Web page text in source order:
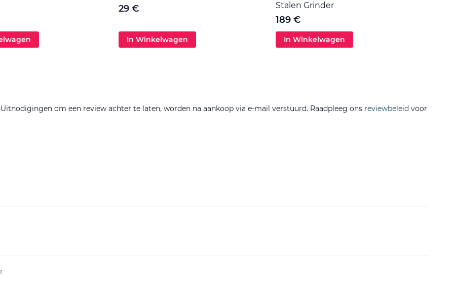
29 €
In Winkelwagen
Stalen Grinder
189 €
In Winkelwagen
om een review achter te laten, worden na aankoop via e-mail verstuurd. Raadpleeg ons reviewbeleid voor